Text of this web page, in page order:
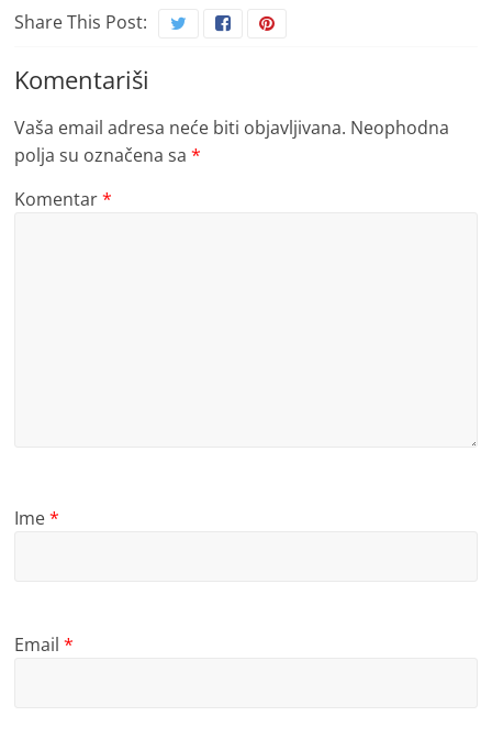
Share This Post:
Komentariši
Vaša email adresa neće biti objavljivana. Neophodna
polja su označena sa*
Komentar*
Ime*
Email*